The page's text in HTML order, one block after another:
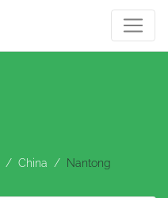
China Nantong